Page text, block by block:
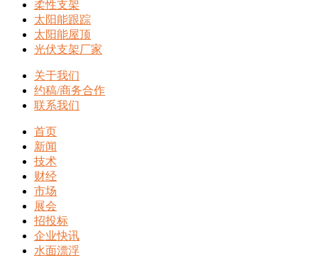
柔性支架
太阳能跟踪
太阳能屋顶
光伏支架厂家
关于我们
约稿/商务合作
联系我们
首页
新闻
技术
财经
市场
展会
招投标
企业快讯
水面漂浮